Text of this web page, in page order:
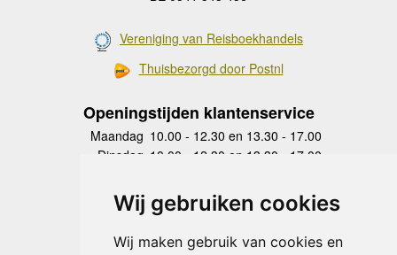
Wij gebruiken cookies
Wij maken gebruik van cookies en
Vereniging van Reisboekhandels
Thuisbezorgd door Postnl
Openingstijden klantenservice
Maandag 10.00 - 12.30 en 13.30 - 17.00
Dinsdag 10.00 - 12.30 en 13.30 - 17.00
Donderdag
10.00 - 12.30 en 13.30 - 17.00
Vrijdag 10.00 - 12.30 en 13.30 - 17.00
Zaterdag
gesloten